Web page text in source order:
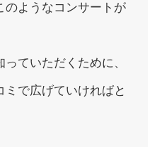
のようなコンサートが
ていただくために、
ミで広げていければと